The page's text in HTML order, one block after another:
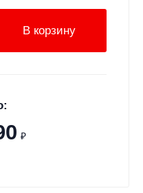
В корзину
₽